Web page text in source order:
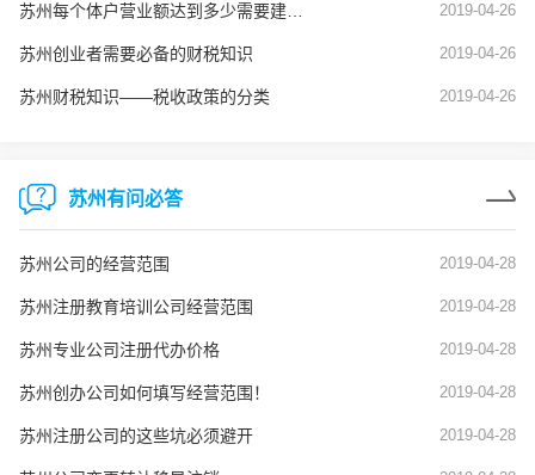
苏州每个体户营业额达到多少需要建账？ 2019-04-26
苏州创业者需要必备的财税知识 2019-04-26
苏州财税知识——税收政策的分类 2019-04-26
苏州有问必答
苏州公司的经营范围 2019-04-28
苏州注册教育培训公司经营范围 2019-04-28
苏州专业公司注册代办价格 2019-04-28
苏州创办公司如何填写经营范围！ 2019-04-28
苏州注册公司的这些坑必须避开 2019-04-28